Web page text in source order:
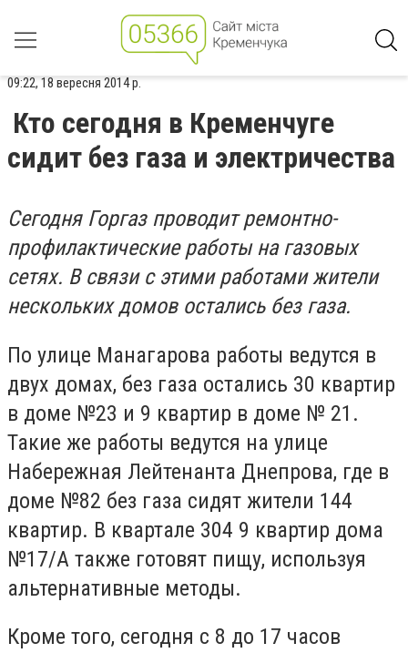
09:22, 18 вересня 2014 р.
Кто сегодня в Кременчуге
сидит без газа и электричества
Сегодня Горгаз проводит ремонтно-
профилактические работы на газовых
сетях. В связи с этими работами жители
нескольких домов остались без газа.
По улице Манагарова работы ведутся в
двух домах, без газа остались 30 квартир
в доме №23 и 9 квартир в доме № 21.
Такие же работы ведутся на улице
Набережная Лейтенанта Днепрова, где в
доме №82 без газа сидят жители 144
квартир. В квартале 304 9 квартир дома
№17/А также готовят пищу, используя
альтернативные методы.
Кроме того, сегодня с 8 до 17 часов